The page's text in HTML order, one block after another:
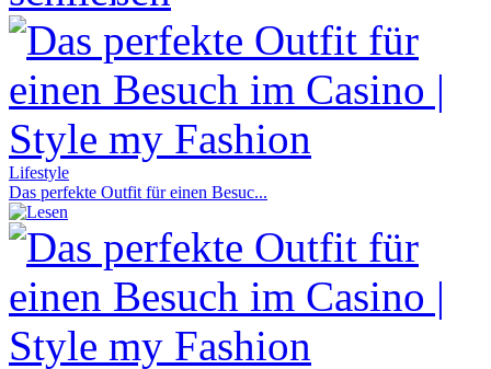
Lifestyle
Das perfekte Outfit für einen Besuc...